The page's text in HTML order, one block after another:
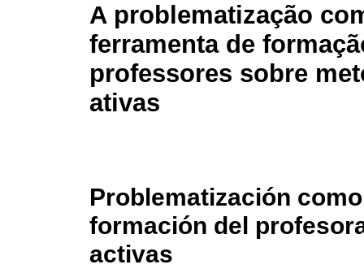
A problematização
ferramenta de
professores sobre
ativas
Problematización
formación del
activas